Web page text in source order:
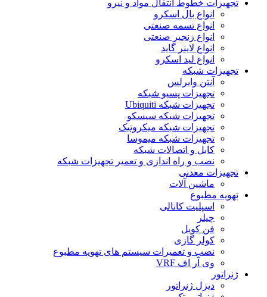
تجهیزات خطوط انتقال مواد و نیرو
انواع بال اسکرو
انواع تسمه صنعتی
انواع زنجیر صنعتی
انواع لاینر گاید
انواع لید اسکرو
تجهیزات شبکه
آنتن وایرلس
تجهیزات پسیو شبکه
تجهیزات شبکه Ubiquiti
تجهیزات شبکه سیسکو
تجهیزات شبکه میکروتیک
تجهیزات شبکه میموسا
کابل و اتصالات شبکه
نصب و راه اندازی و تعمیر تجهیزات شبکه
تجهیزات معدنی
ماشین آلات
تهویه مطبوع
اسپلیت کانالی
چیلر
فن کویل
کولر گازی
نصب و تعمیرات سیستم های تهویه مطبوع
وی آر اف VRF
ژنراتور
دیزل ژنراتور